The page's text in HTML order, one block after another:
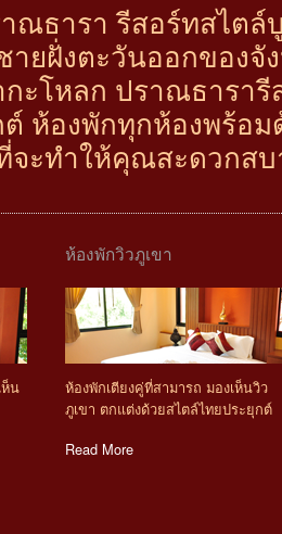
ณธารา รีสอร์ทสไตล์
ยฝั่งตะวันออกของจั
ะโหลก ปราณธารา
ห้องพักทุกห้องพร้อ
จะทำให้คุณสะดวกส
ห็น
ห้องพักวิวภูเขา
ห้องพักเตียงคู่ที่สามารถ มองเห็นวิว
ภูเขา ตกแต่งด้วยสไตล์ไทยประยุกต์
Read More